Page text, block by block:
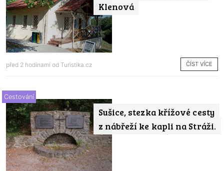
Klenová
před 2 hodinami od Turistika.cz ČÍST VÍCE
Sušice, stezka křížové cesty
z nábřeží ke kapli na Stráži.
Cestování